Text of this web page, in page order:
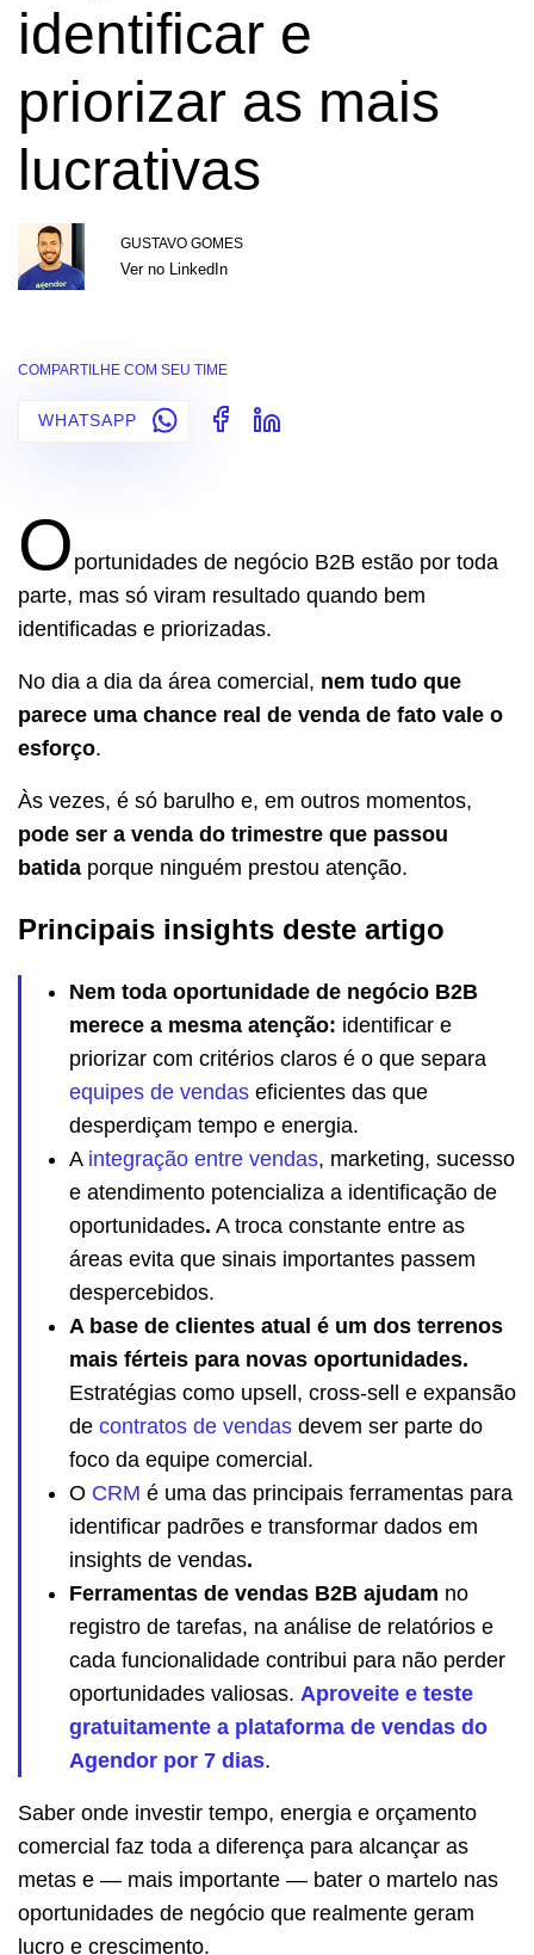
identificar e
priorizar as mais
lucrativas
GUSTAVO GOMES
Ver no LinkedIn
COMPARTILHE COM SEU TIME
WHATSAPP
O portunidades de negócio B2B estão por toda
parte, mas só viram resultado quando bem
identificadas e priorizadas.
No dia a dia da área comercial, nem tudo que
parece uma chance real de venda de fato vale o
esforço.
Às vezes, é só barulho e, em outros momentos,
pode ser a venda do trimestre que passou
batida porque ninguém prestou atenção.
Principais insights deste artigo
Nem toda oportunidade de negócio B2B
merece a mesma atenção: identificar e
priorizar com critérios claros é o que separa
equipes de vendas eficientes das que
desperdiçam tempo e energia.
A integração entre vendas, marketing, sucesso
e atendimento potencializa a identificação de
oportunidades. A troca constante entre as
áreas evita que sinais importantes passem
despercebidos.
A base de clientes atual é um dos terrenos
mais férteis para novas oportunidades.
Estratégias como upsell, cross-sell e expansão
de contratos de vendas devem ser parte do
foco da equipe comercial.
O CRM é uma das principais ferramentas para
identificar padrões e transformar dados em
insights de vendas.
Ferramentas de vendas B2B ajudam no
registro de tarefas, na análise de relatórios e
cada funcionalidade contribui para não perder
oportunidades valiosas. Aproveite e teste
gratuitamente a plataforma de vendas do
Agendor por 7 dias.
Saber onde investir tempo, energia e orçamento
comercial faz toda a diferença para alcançar as
metas e — mais importante — bater o martelo nas
oportunidades de negócio que realmente geram
lucro e crescimento.